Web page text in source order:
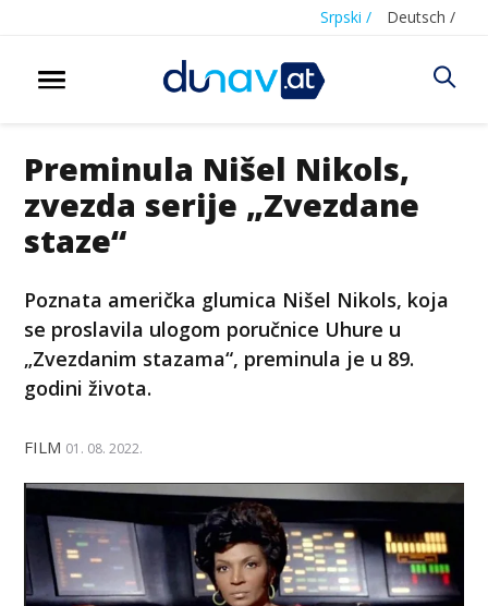
Srpski / Deutsch /
Preminula Nišel Nikols,
zvezda serije „Zvezdane
staze“
Poznata američka glumica Nišel Nikols, koja
se proslavila ulogom poručnice Uhure u
„Zvezdanim stazama“, preminula je u 89.
godini života.
FILM 01. 08. 2022.